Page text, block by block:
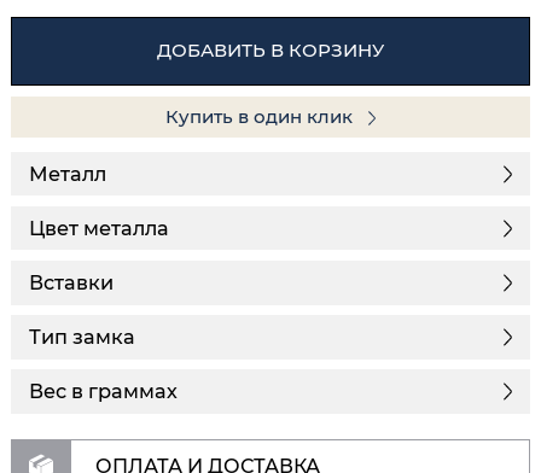
ДОБАВИТЬ В КОРЗИНУ
Купить в один клик
Металл
Цвет металла
Вставки
Тип замка
Вес в граммах
ОПЛАТА И ДОСТАВКА